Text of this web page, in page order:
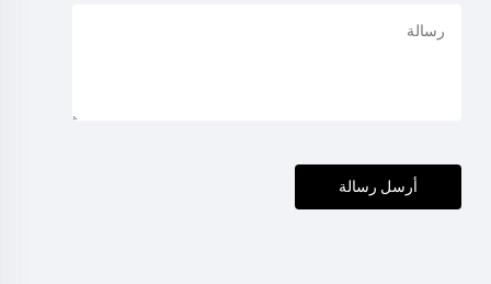
أرسل رسالة